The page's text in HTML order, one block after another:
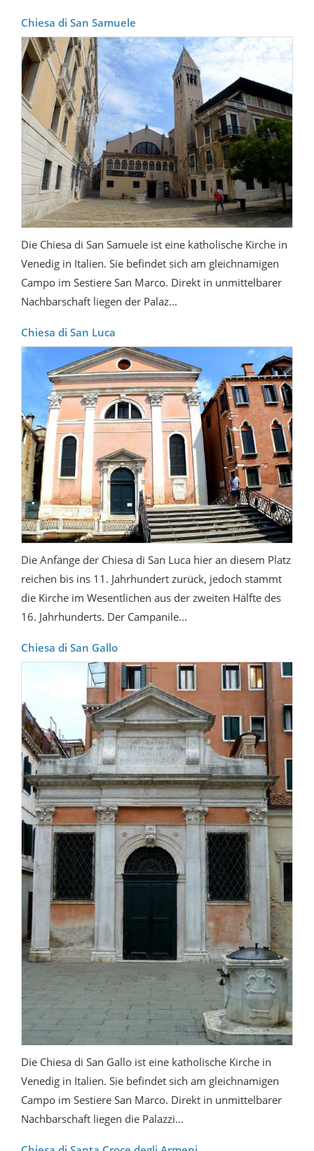
Chiesa di San Samuele
Die Chiesa di San Samuele ist eine katholische Kirche in
Venedig in Italien. Sie befindet sich am gleichnamigen
Campo im Sestiere San Marco. Direkt in unmittelbarer
Nachbarschaft liegen der Palaz...
Chiesa di San Luca
Die Anfänge der Chiesa di San Luca hier an diesem Platz
reichen bis ins 11. Jahrhundert zurück, jedoch stammt
die Kirche im Wesentlichen aus der zweiten Hälfte des
16. Jahrhunderts. Der Campanile...
Chiesa di San Gallo
Die Chiesa di San Gallo ist eine katholische Kirche in
Venedig in Italien. Sie befindet sich am gleichnamigen
Campo im Sestiere San Marco. Direkt in unmittelbarer
Nachbarschaft liegen die Palazzi...